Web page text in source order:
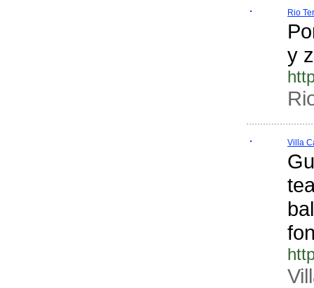
Rio
y
Villa